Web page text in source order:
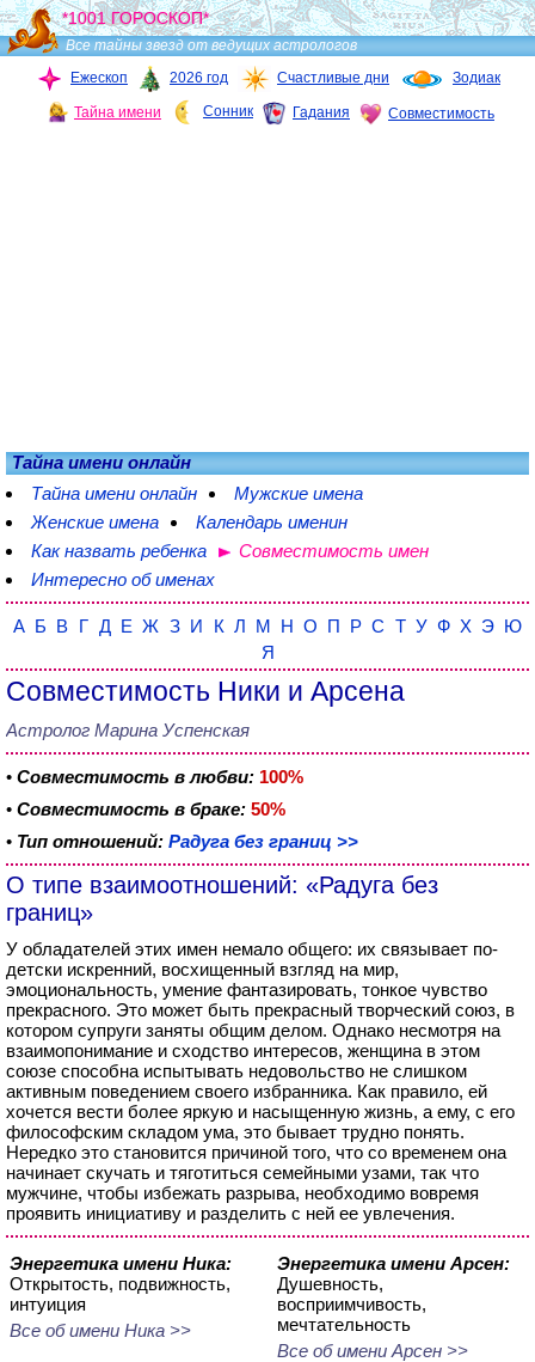
*1001 ГОРОСКОП*
Все тайны звезд от ведущих астрологов
Ежескоп
2026 год Счастливые дни Зодиак
Тайна имени Сонник Гадания Совместимость
Тайна имени онлайн
Тайна имени онлайн
Мужские имена
Женские имена
Календарь именин
Как назвать ребенка
Совместимость имен
Интересно об именах
А Б В Г Д Е Ж З И К Л М Н О П Р С Т У Ф Х Э Ю
Я
Совместимость Ники и Арсена
Астролог Марина Успенская
• Совместимость в любви: 100%
• Совместимость в браке: 50%
• Тип отношений: Радуга без границ >>
О типе взаимоотношений: «Радуга без
границ»
У обладателей этих имен немало общего: их связывает по-
детски искренний, восхищенный взгляд на мир,
эмоциональность, умение фантазировать, тонкое чувство
прекрасного. Это может быть прекрасный творческий союз, в
котором супруги заняты общим делом. Однако несмотря на
взаимопонимание и сходство интересов, женщина в этом
союзе способна испытывать недовольство не слишком
активным поведением своего избранника. Как правило, ей
хочется вести более яркую и насыщенную жизнь, а ему, с его
философским складом ума, это бывает трудно понять.
Нередко это становится причиной того, что со временем она
начинает скучать и тяготиться семейными узами, так что
мужчине, чтобы избежать разрыва, необходимо вовремя
проявить инициативу и разделить с ней ее увлечения.
Энергетика имени Ника:
Открытость, подвижность,
интуиция
Все об имени Ника >>
Энергетика имени Арсен:
Душевность,
восприимчивость,
мечтательность
Все об имени Арсен >>